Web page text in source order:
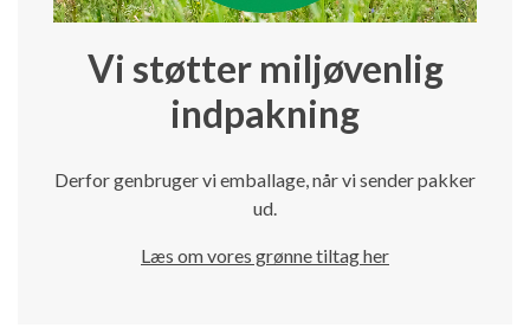
Vi støtter miljøvenlig
indpakning
Derfor genbruger vi emballage, når vi sender pakker
ud.
Læs om vores grønne tiltag her